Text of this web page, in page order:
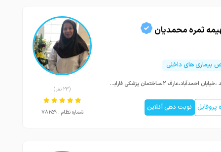
ثمره محمديان
های داخلی
مشهد ،خیابان احمدآباد،عارف 2،ساختمان پزشکی فارابی،پلاک9،طبقه همکف
نوبت دهی آنلاین
(23 نفر)
شماره نظام : 78259